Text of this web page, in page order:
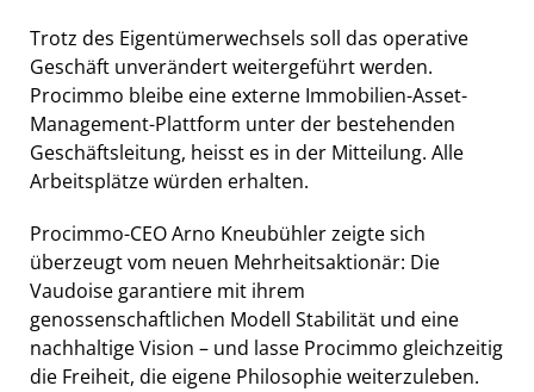
Trotz des Eigentümerwechsels soll das operative
Geschäft unverändert weitergeführt werden.
Procimmo bleibe eine externe Immobilien-Asset-
Management-Plattform unter der bestehenden
Geschäftsleitung, heisst es in der Mitteilung. Alle
Arbeitsplätze würden erhalten.
Procimmo-CEO Arno Kneubühler zeigte sich
überzeugt vom neuen Mehrheitsaktionär: Die
Vaudoise garantiere mit ihrem
genossenschaftlichen Modell Stabilität und eine
nachhaltige Vision – und lasse Procimmo gleichzeitig
die Freiheit, die eigene Philosophie weiterzuleben.